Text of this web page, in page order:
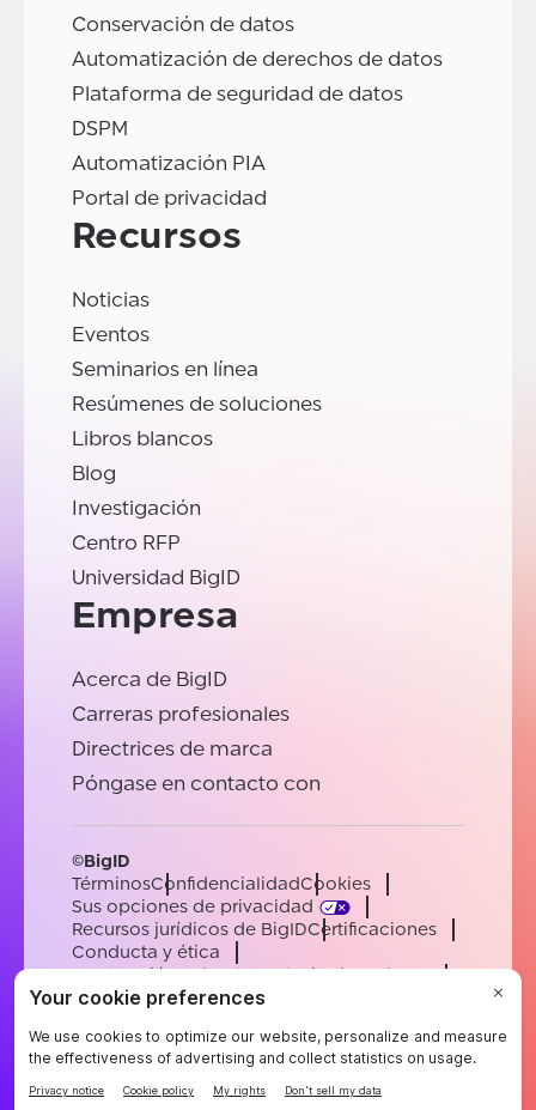
Conservación de datos
Automatización de derechos de datos
Plataforma de seguridad de datos
DSPM
Automatización PIA
Portal de privacidad
Recursos
Noticias
Eventos
Seminarios en línea
Resúmenes de soluciones
Libros blancos
Blog
Investigación
Centro RFP
Universidad BigID
Empresa
Acerca de BigID
Carreras profesionales
Directrices de marca
Póngase en contacto con
©BigID
TérminosConfidencialidadCookies
Sus opciones de privacidad
Recursos jurídicos de BigIDCertificaciones
Conducta y ética
Declaración sobre la esclavitud moderna
SubprocesadoresAyuda
EnglishGermanFrenchSpanishPortuguese